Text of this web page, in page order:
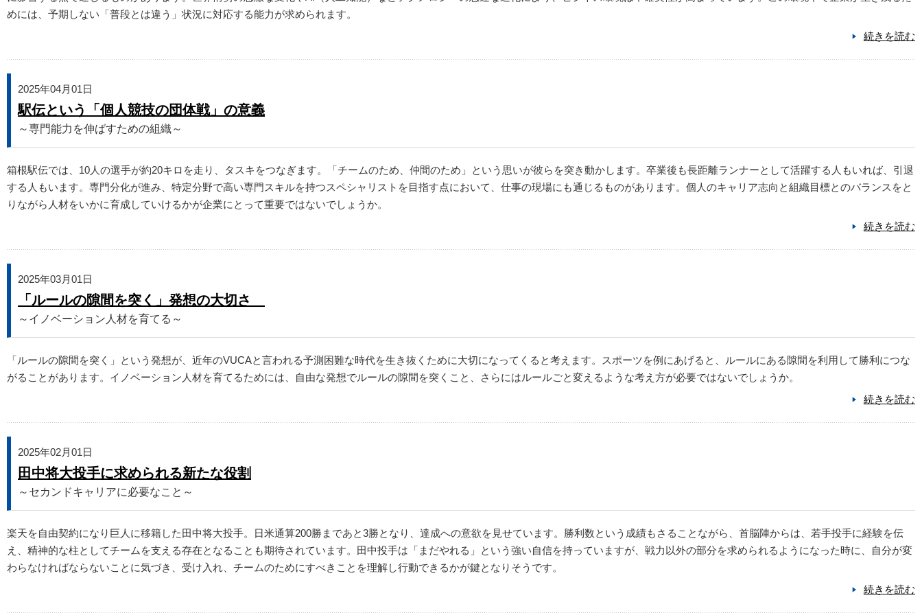
めには、予期しない「普段とは違う」状況に対応する能力が求められます。
続きを読む
2025年04月01日
駅伝という「個人競技の団体戦」の意義
～専門能力を伸ばすための組織～
箱根駅伝では、10人の選手が約20キロを走り、タスキをつなぎます。「チームのため、仲間のため」という思いが彼らを突き動かします。卒業後も長距離ランナーとして活躍する人もいれば、引退
する人もいます。専門分化が進み、特定分野で高い専門スキルを持つスペシャリストを目指す点において、仕事の現場にも通じるものがあります。個人のキャリア志向と組織目標とのバランスをと
りながら人材をいかに育成していけるかが企業にとって重要ではないでしょうか。
続きを読む
2025年03月01日
「ルールの隙間を突く」発想の大切さ
～イノベーション人材を育てる～
「ルールの隙間を突く」という発想が、近年のVUCAと言われる予測困難な時代を生き抜くために大切になってくると考えます。スポーツを例にあげると、ルールにある隙間を利用して勝利につな
がることがあります。イノベーション人材を育てるためには、自由な発想でルールの隙間を突くこと、さらにはルールごと変えるような考え方が必要ではないでしょうか。
続きを読む
2025年02月01日
田中将大投手に求められる新たな役割
～セカンドキャリアに必要なこと～
楽天を自由契約になり巨人に移籍した田中将大投手。日米通算200勝まであと3勝となり、達成への意欲を見せています。勝利数という成績もさることながら、首脳陣からは、若手投手に経験を伝
え、精神的な柱としてチームを支える存在となることも期待されています。田中投手は「まだやれる」という強い自信を持っていますが、戦力以外の部分を求められるようになった時に、自分が変
わらなければならないことに気づき、受け入れ、チームのためにすべきことを理解し行動できるかが鍵となりそうです。
続きを読む